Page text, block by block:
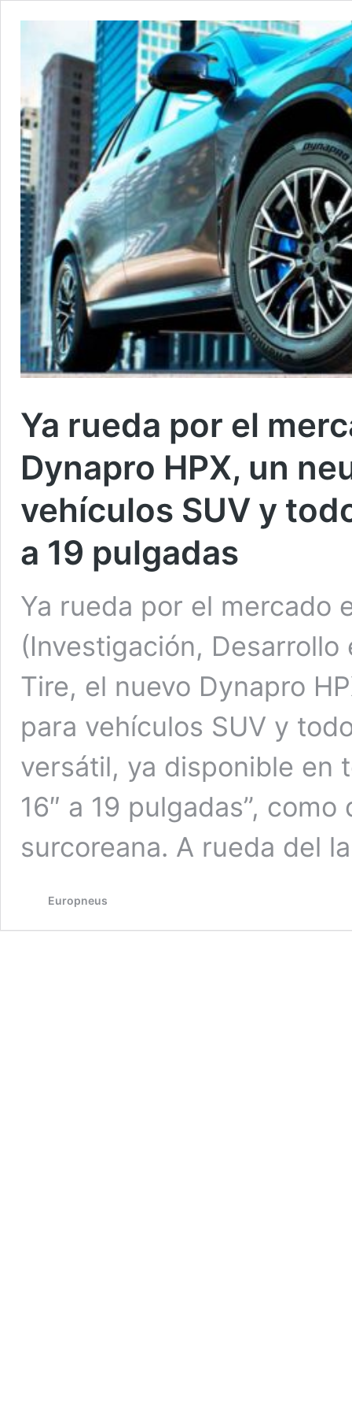
Ya rueda por el
Dynapro HPX, un
vehículos SUV y
a 19 pulgadas
Ya rueda por el mercado
(Investigación,
Tire, el nuevo Dynapro
para vehículos SUV y
versátil, ya disponible en
16″ a 19 pulgadas”,
surcoreana. A rueda del
Europneus